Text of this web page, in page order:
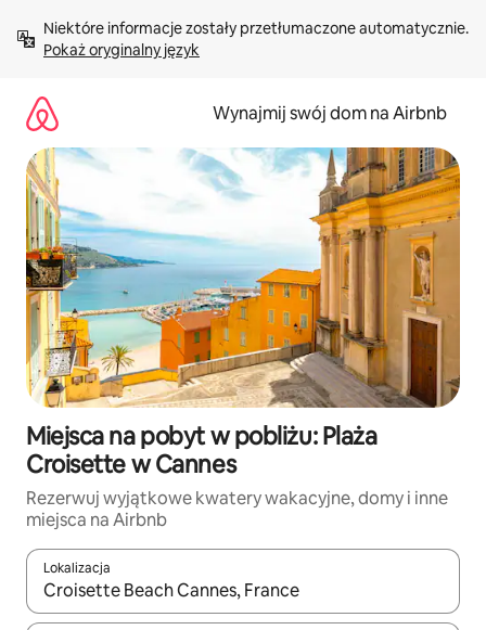
treści Pokaż oryginalny język
Wynajmij swój dom na Airbnb
Miejsca na pobyt w pobliżu: Plaża
Croisette w Cannes
Rezerwuj wyjątkowe kwatery wakacyjne, domy i inne
miejsca na Airbnb
Lokalizacja
Gdy wyniki będą dostępne, możesz poruszać się po nich za